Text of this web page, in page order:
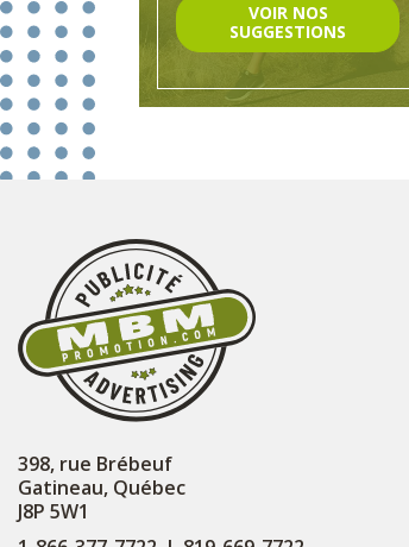
VOIR NOS
SUGGESTIONS
398, rue Brébeuf
Gatineau, Québec
J8P 5W1